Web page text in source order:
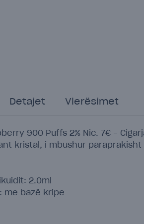
Detajet Vlerësimet
900 Puffs 2% Nic. 7€ -
kristal, i mbushur
2.0ml
me bazë kripe